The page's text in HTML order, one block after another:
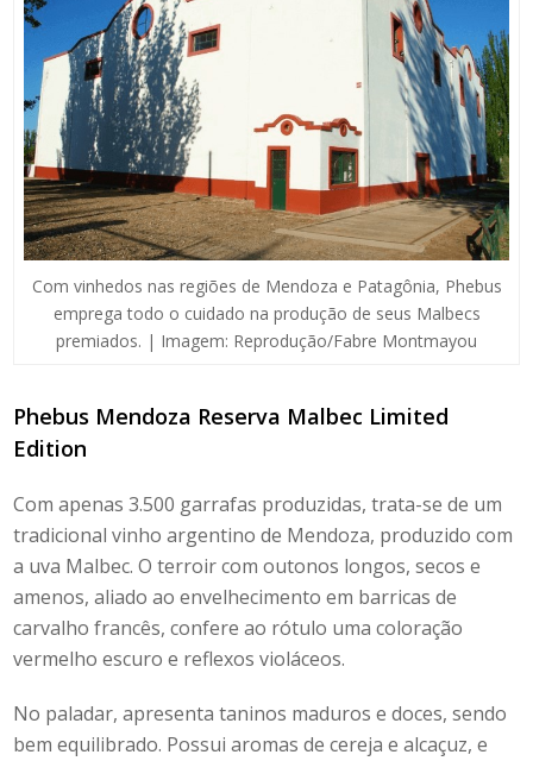
Com vinhedos nas regiões de Mendoza e Patagônia, Phebus
emprega todo o cuidado na produção de seus Malbecs
premiados. | Imagem: Reprodução/Fabre Montmayou
Phebus Mendoza Reserva Malbec Limited
Edition
Com apenas 3.500 garrafas produzidas, trata-se de um
tradicionalvinho argentino de Mendoza, produzido com
a uva Malbec. Oterroircom outonos longos, secos e
amenos, aliado ao envelhecimento em barricas de
carvalho francês, confere ao rótulo uma coloração
vermelho escuro e reflexos violáceos.
No paladar, apresenta taninos maduros e doces, sendo
bem equilibrado. Possui aromas de cereja e alcaçuz, e